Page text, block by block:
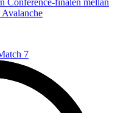
Conference-finalen mellan